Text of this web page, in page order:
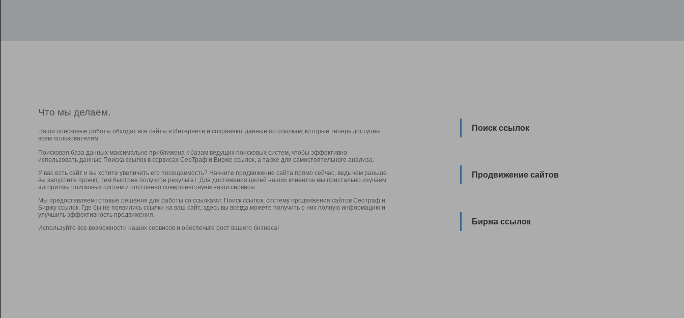
Что мы делаем.
Наши поисковые роботы обходят все сайты в Интернете и сохраняют данные по ссылкам, которые теперь доступны
всем пользователям.
Поисковая база данных максимально приближена к базам ведущих поисковых систем, чтобы эффективно
использовать данные Поиска ссылок в сервисах СеоТраф и Бирже ссылок, а также для самостоятельного анализа.
У вас есть сайт и вы хотите увеличить его посещаемость? Начните продвижение сайта прямо сейчас, ведь чем раньше
вы запустите проект, тем быстрее получите результат. Для достижения целей наших клиентов мы пристально изучаем
алгоритмы поисковых систем и постоянно совершенствуем наши сервисы.
Мы предоставляем готовые решения для работы со ссылками: Поиск ссылок, систему продвижения сайтов Сеотраф и
Биржу ссылок. Где бы не появились ссылки на ваш сайт, здесь вы всегда можете получить о них полную информацию и
улучшить эффективность продвижения.
Используйте все возможности наших сервисов и обеспечьте рост вашего бизнеса!
Поиск ссылок
Продвижение сайтов
Биржа ссылок